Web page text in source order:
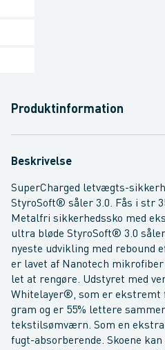
Produktinformation
Beskrivelse
SuperCharged letvægts-
StyroSoft® såler 3.0. Fås i str
Metalfri sikkerhedssko med
ultra bløde StyroSoft® 3.0
nyeste udvikling med rebound
er lavet af Nanotech mikrofiber
let at rengøre. Udstyret med
Whitelayer®, som er ekstremt
gram og er 55% lettere
tekstilsømværn. Som en
fugt-absorberende. Skoene